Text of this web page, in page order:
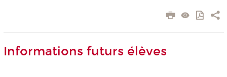
Informations futurs élèves